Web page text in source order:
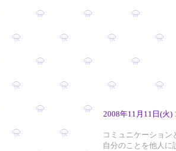
2008年11月11日(火)
コミュニケーショ
自分のことを他人